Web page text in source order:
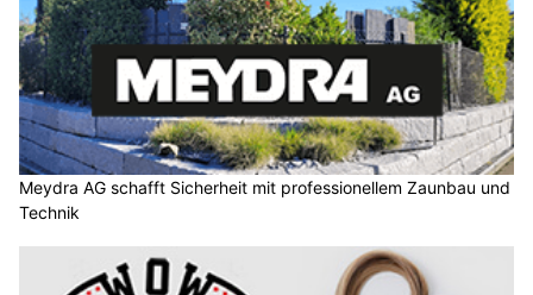
Meydra AG schafft Sicherheit mit professionellem Zaunbau und
Technik